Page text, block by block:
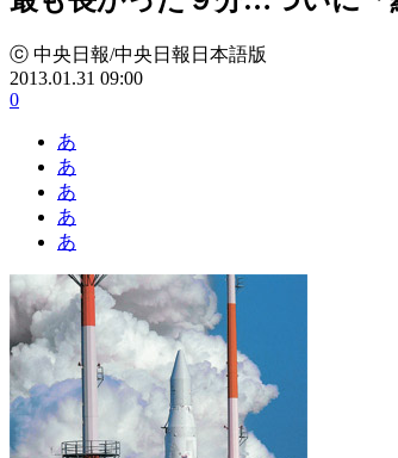
ⓒ 中央日報/中央日報日本語版
2013.01.31 09:00
0
あ
あ
あ
あ
あ